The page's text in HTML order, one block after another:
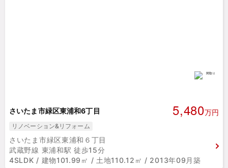
さいたま市緑区東浦和6丁目 5,480万円
リノベーション&リフォーム
さいたま市緑区東浦和６丁目
武蔵野線 東浦和駅 徒歩15分
4SLDK / 建物101.99㎡ / 土地110.12㎡ / 2013年09月築